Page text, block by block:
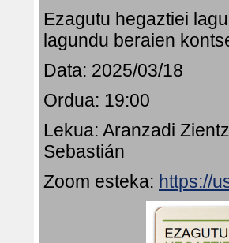
Ezagutu hegaztiei
lagundu beraien
Data: 2025/03/18
Ordua: 19:00
Lekua: Aranzadi
Sebastián
Zoom esteka: https://